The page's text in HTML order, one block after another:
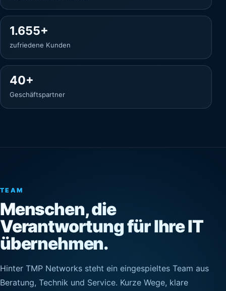
1.655+
zufriedene Kunden
40+
Geschäftspartner
TEAM
Menschen, die
Verantwortung für Ihre IT
übernehmen.
Hinter TMP Networks steht ein eingespieltes Team aus
Beratung, Technik und Service. Kurze Wege, klare